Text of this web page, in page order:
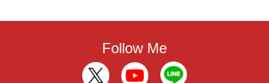
Follow Me